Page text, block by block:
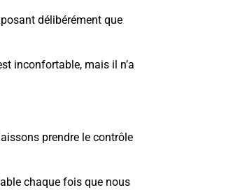
délibérément que
inconfortable, mais il n’a
prendre le contrôle
chaque fois que nous